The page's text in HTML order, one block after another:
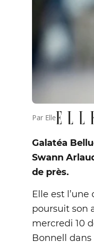
Par Elle
Galatéa
Swann
de près.
Elle est
poursuit son
mercredi 10
Bonnell